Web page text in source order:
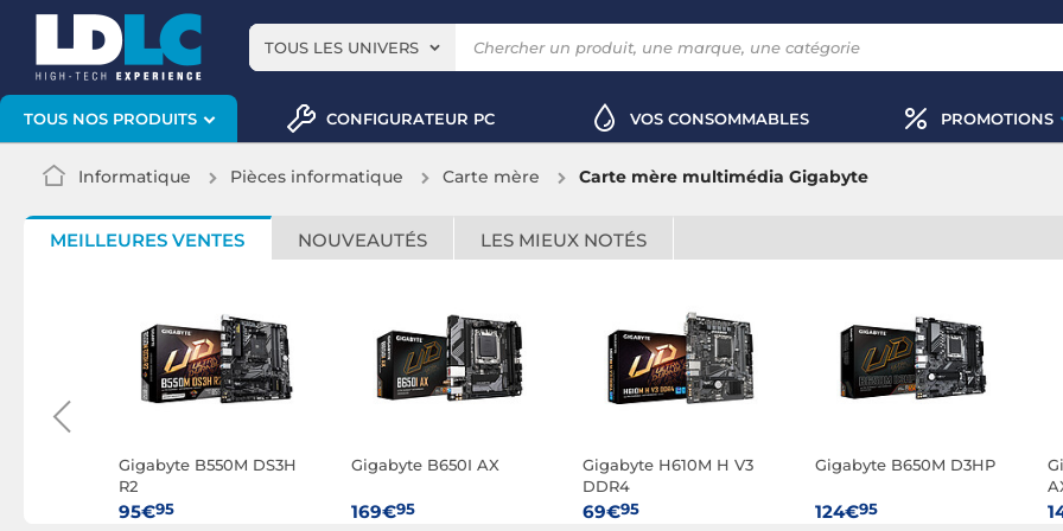
TOUS LES UNIVERS
TOUS NOS PRODUITS CONFIGURATEUR PC VOS CONSOMMABLES PROMOTIONS
Informatique Pièces informatique Carte mère Carte mère multimédia Gigabyte
MEILLEURES VENTES NOUVEAUTÉS LES MIEUX NOTÉS
Gigabyte B550M DS3H
R2
95€95
Gigabyte B650I AX
169€95
Gigabyte H610M H V3
DDR4
69€95
Gigabyte B650M D3HP
124€95